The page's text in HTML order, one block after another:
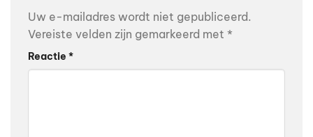
Uw e-mailadres wordt niet gepubliceerd.
Vereiste velden zijn gemarkeerd met *
Reactie *